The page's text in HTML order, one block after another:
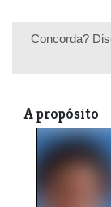
Concorda?
A propósito